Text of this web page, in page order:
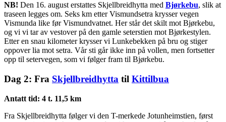
NB! Den 16. august erstattes Skjellbreidhytta med Bjørkebu, slik at
traseen legges om. Seks km etter Vismundsetra krysser vegen
Vismunda like før Vismundvatnet. Her står det skilt mot Bjørkebu,
og vi vi tar av vestover på den gamle seterstien mot Bjørkestylen.
Etter en snau kilometer krysser vi Lunkebekken på bru og stiger
oppover lia mot setra. Vår sti går ikke inn på vollen, men fortsetter
opp til setervegen, som vi følger fram til Bjørkebu.
Dag 2: Fra Skjellbreidhytta til Kittilbua
Antatt tid: 4 t. 11,5 km
Fra Skjellbreidhytta følger vi den T-merkede Jotunheimstien, først